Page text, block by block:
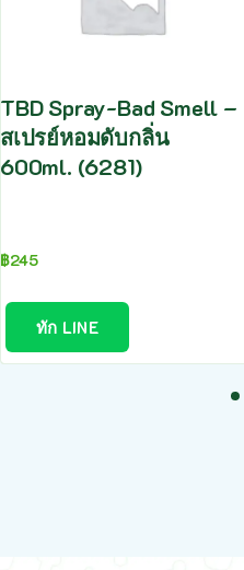
TBD Spray-Bad Smell –
สเปรย์หอมดับกลิ่น
600ml. (6281)
฿245
ทัก LINE